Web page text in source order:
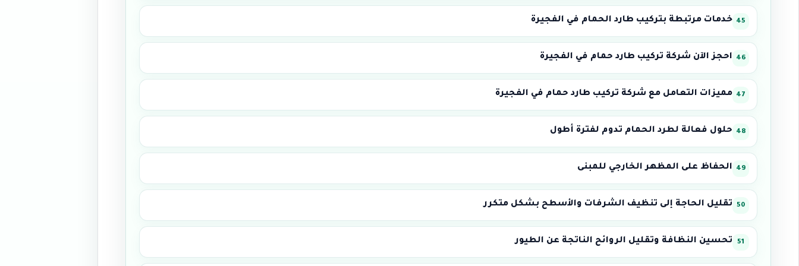
خدمات مرتبطة بتركيب طارد الحمام في الفجيرة
احجز الآن شركة تركيب طارد حمام في الفجيرة
مميزات التعامل مع شركة تركيب طارد حمام في الفجيرة
حلول فعالة لطرد الحمام تدوم لفترة أطول
الحفاظ على المظهر الخارجي للمبنى
تقليل الحاجة إلى تنظيف الشرفات والأسطح بشكل متكرر
تحسين النظافة وتقليل الروائح الناتجة عن الطيور